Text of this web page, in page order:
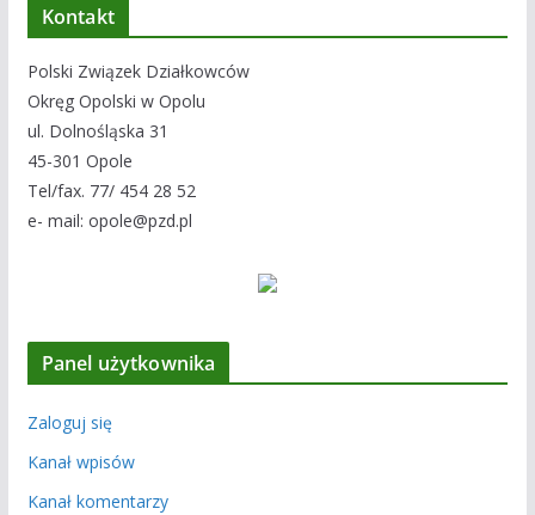
Kontakt
Polski Związek Działkowców
Okręg Opolski w Opolu
ul. Dolnośląska 31
45-301 Opole
Tel/fax. 77/ 454 28 52
e- mail: opole@pzd.pl
Panel użytkownika
Zaloguj się
Kanał wpisów
Kanał komentarzy